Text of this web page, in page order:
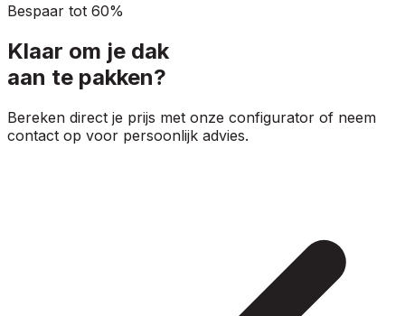
Bespaar tot 60%
Klaar om je dak
aan te pakken?
Bereken direct je prijs met onze configurator of neem
contact op voor persoonlijk advies.